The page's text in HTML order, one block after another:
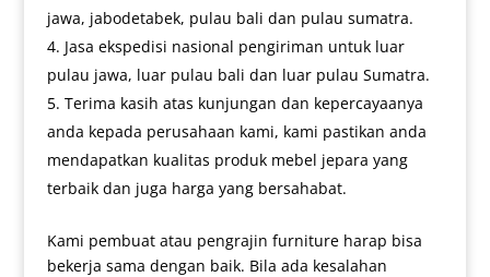
jawa, jabodetabek, pulau bali dan pulau sumatra.
Jasa ekspedisi nasional pengiriman untuk luar
pulau jawa, luar pulau bali dan luar pulau Sumatra.
Terima kasih atas kunjungan dan kepercayaanya
anda kepada perusahaan kami, kami pastikan anda
mendapatkan kualitas produk mebel jepara yang
terbaik dan juga harga yang bersahabat.
Kami pembuat atau pengrajin furniture harap bisa
bekerja sama dengan baik. Bila ada kesalahan